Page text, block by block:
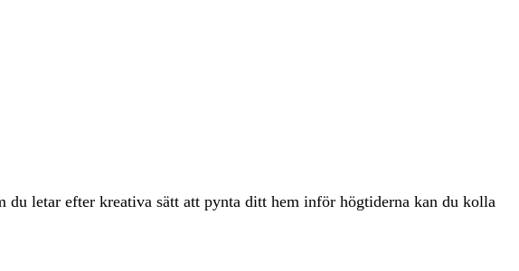
letar efter kreativa sätt att pynta ditt hem inför högtiderna kan du kolla